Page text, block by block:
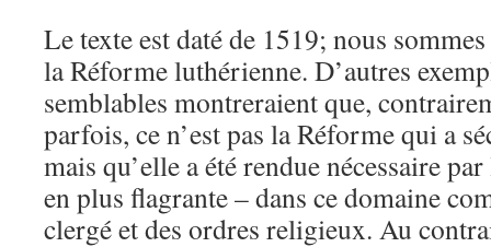
Le texte est daté de 1519; nous
la Réforme luthérienne. D’autres
semblables montreraient que,
parfois, ce n’est pas la Réforme qui a
mais qu’elle a été rendue nécessaire
en plus flagrante – dans ce domaine
clergé et des ordres religieux. Au